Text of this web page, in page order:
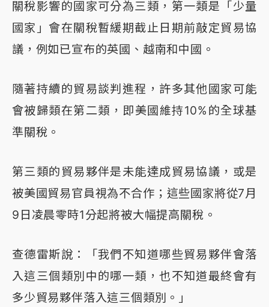
關稅影響的國家可分為三類，第一類是「少量
國家」會在關稅暫緩期截止日期前敲定貿易協
議，例如已宣布的英國、越南和中國。
隨著持續的貿易談判進程，許多其他國家可能
會被歸類在第二類，即美國維持10%的全球基
準關稅。
第三類的貿易夥伴是未能達成貿易協議，或是
被美國貿易官員視為不合作；這些國家將從7月
9日凌晨零時1分起將被大幅提高關稅。
查德雷斯說：「我們不知道哪些貿易夥伴會落
入這三個類別中的哪一類，也不知道最終會有
多少貿易夥伴落入這三個類別。」